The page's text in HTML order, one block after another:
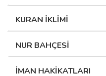
KURAN İKLİMİ
NUR BAHÇESİ
İMAN HAKİKATLARI